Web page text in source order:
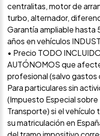
centralitas, motor de
turbo, alternador,
Garantía ampliable hasta
años en vehículos
• Precio TODO
AUTÓNOMOS que
profesional (salvo
Para particulares sin
(Impuesto Especial
Transporte) si el
su matriculación en